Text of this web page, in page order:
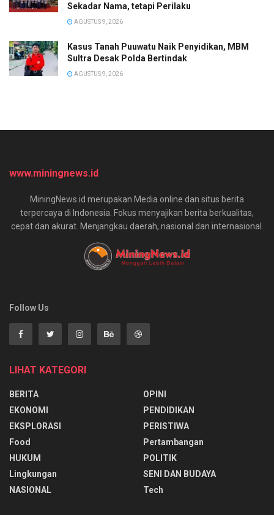
Sekadar Nama, tetapi Perilaku
AGUSTUS 9, 2026
Kasus Tanah Puuwatu Naik Penyidikan, MBM
Sultra Desak Polda Bertindak
AGUSTUS 9, 2026
www.miningnews.id
MiningNews.id merupakan Media online dan situs berita
terpercaya di Indonesia. Fokus menyajikan berita berkualitas,
cepat dan akurat. Menjangkau daerah, nasional dan internasional.
Follow Us
LIHAT KATEGORI
BERITA
EKONOMI
EKSPLORASI
Food
HUKUM
Lingkungan
NASIONAL
OPINI
PENDIDIKAN
PERISTIWA
Pertambangan
POLITIK
SENI DAN BUDAYA
Tech